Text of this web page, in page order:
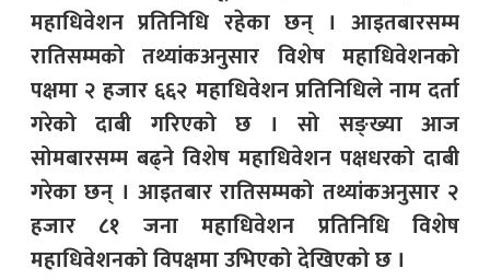
महाधिवेशन प्रतिनिधि रहेका छन् । आइतबारसम्म
रातिसम्मको तथ्यांकअनुसार विशेष महाधिवेशनको
पक्षमा २ हजार ६६२ महाधिवेशन प्रतिनिधिले नाम दर्ता
गरेको दाबी गरिएको छ । सो सङ्ख्या आज
सोमबारसम्म बढ्ने विशेष महाधिवेशन पक्षधरको दाबी
गरेका छन् । आइतबार रातिसम्मको तथ्यांकअनुसार २
हजार ८१ जना महाधिवेशन प्रतिनिधि विशेष
महाधिवेशनको विपक्षमा उभिएको देखिएको छ ।